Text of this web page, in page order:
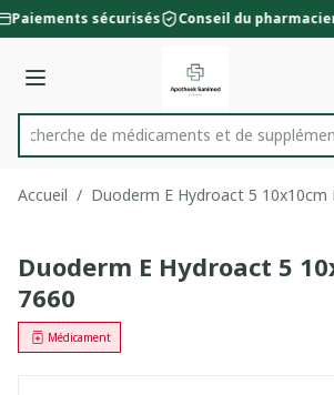
Aller au contenu
1 de 1
Paiements sécurisés Conseil du
Menu
Rechercher
Recherche de médicaments et de
Accueil / Duoderm E Hydroact 5 10x10cm
Duoderm E Hydroact 5
7660
Médicament